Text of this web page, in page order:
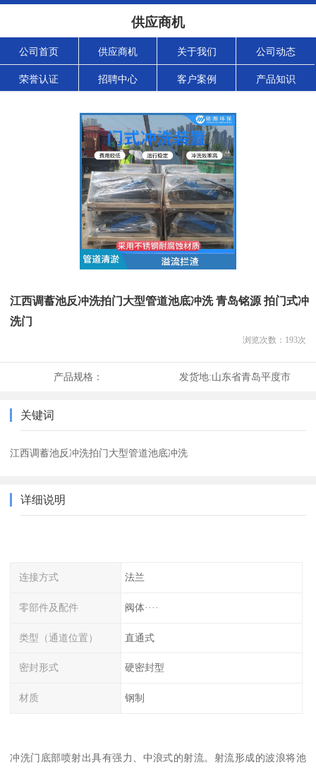
供应商机
公司首页 供应商机 关于我们 公司动态
荣誉认证 招聘中心 客户案例 产品知识
江西调蓄池反冲洗拍门大型管道池底冲洗 青岛铭源 拍门式冲
洗门
浏览次数： 193次
产品规格： 发货地:山东省青岛平度市
关键词
江西调蓄池反冲洗拍门大型管道池底冲洗
详细说明
连接方式 法兰
零部件及配件 阀体····
类型（通道位置） 直通式
密封形式 硬密封型
材质 钢制
冲洗门底部喷射出具有强力、中浪式的射流。射流形成的波浪将池